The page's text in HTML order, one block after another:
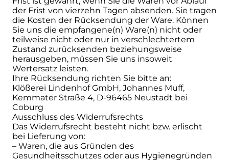
der Frist von vierzehn Tagen absenden. Sie tragen
die Kosten der Rücksendung der Ware. Können
Sie uns die empfangene(n) Ware(n) nicht oder
teilweise nicht oder nur in verschlechtertem
Zustand zurücksenden beziehungsweise
herausgeben, müssen Sie uns insoweit
Wertersatz leisten.
Ihre Rücksendung richten Sie bitte an:
Klößerei Lindenhof GmbH, Johannes Muff,
Kemmater Straße 4, D-96465 Neustadt bei
Coburg
Ausschluss des Widerrufsrechts
Das Widerrufsrecht besteht nicht bzw. erlischt
bei Lieferung von:
– Waren, die aus Gründen des
Gesundheitsschutzes oder aus Hygienegründen